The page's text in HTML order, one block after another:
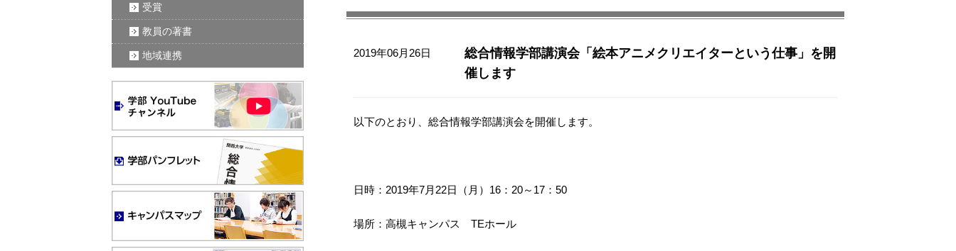
2019年06月26日
総合情報学部講演会「絵本アニメクリエイターという仕事」を開
催します
以下のとおり、総合情報学部講演会を開催します。
日時：2019年7月22日（月）16：20～17：50
場所：高槻キャンパス TEホール
受賞
教員の著書
地域連携